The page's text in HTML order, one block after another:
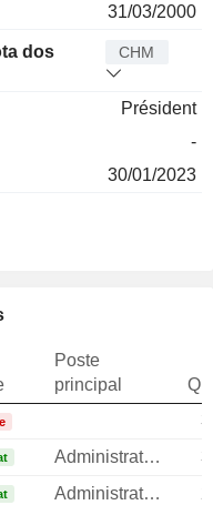
31/03/2000
dos
CHM
Président
-
30/01/2023
Poste
principal
da Costa
Vasconcelos da
Administrateur
Vasconcelos da
Administrateur